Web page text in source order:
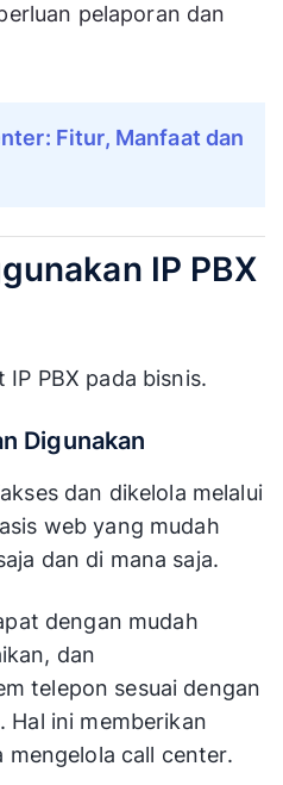
pelaporan dan
Fitur, Manfaat dan
IP PBX
PBX pada bisnis.
Digunakan
dan dikelola melalui
web yang mudah
dan di mana saja.
dengan mudah
dan
telepon sesuai dengan
Hal ini memberikan
call center.